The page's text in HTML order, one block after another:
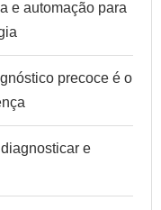
e automação para
precoce é o
e